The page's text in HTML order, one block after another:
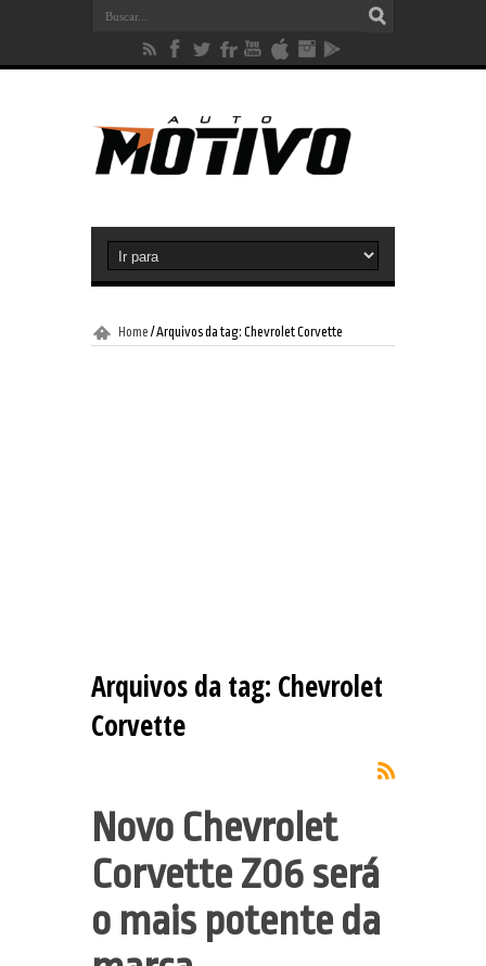
Home /Arquivos da tag: Chevrolet Corvette
Arquivos da tag: Chevrolet
Corvette
Novo Chevrolet
Corvette Z06 será
o mais potente da